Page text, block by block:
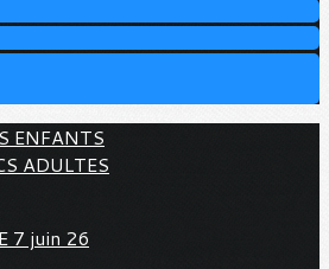
ENFANTS
ADULTES
7 juin 26